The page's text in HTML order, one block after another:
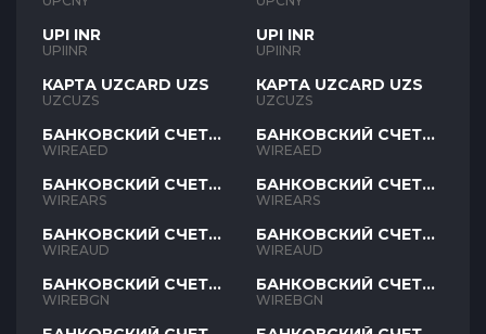
UPI INR
UPIINR
КАРТА UZCARD UZS
UZCUZS
БАНКОВСКИЙ СЧЕТ
AED
WIREAED
БАНКОВСКИЙ СЧЕТ
ARS
WIREARS
БАНКОВСКИЙ СЧЕТ
AUD
WIREAUD
БАНКОВСКИЙ СЧЕТ
BGN
WIREBGN
UPI INR
UPIINR
КАРТА UZCARD UZS
UZCUZS
БАНКОВСКИЙ СЧЕТ
AED
WIREAED
БАНКОВСКИЙ СЧЕТ
ARS
WIREARS
БАНКОВСКИЙ СЧЕТ
AUD
WIREAUD
БАНКОВСКИЙ СЧЕТ
BGN
WIREBGN